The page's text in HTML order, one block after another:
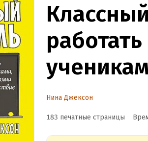
Нина Джексон
183 печатные страницы